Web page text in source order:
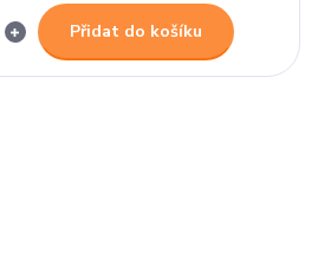
Přidat do košíku